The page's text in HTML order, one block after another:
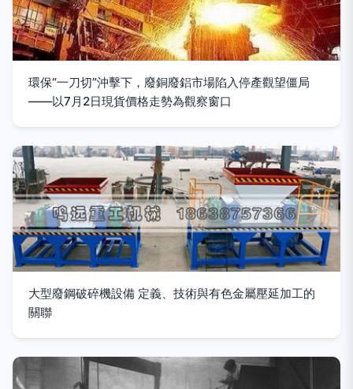
環保“一刀切”沖擊下，廢銅廢鋁市場陷入停產觀望僵局
——以7月2日現貨價格走勢為觀察窗口
大型廢鋼破碎機設備 定義、技術與有色金屬壓延加工的
關聯